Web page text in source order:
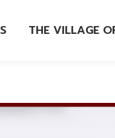
THE VILLAGE